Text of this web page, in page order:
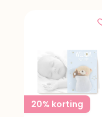
20% korting